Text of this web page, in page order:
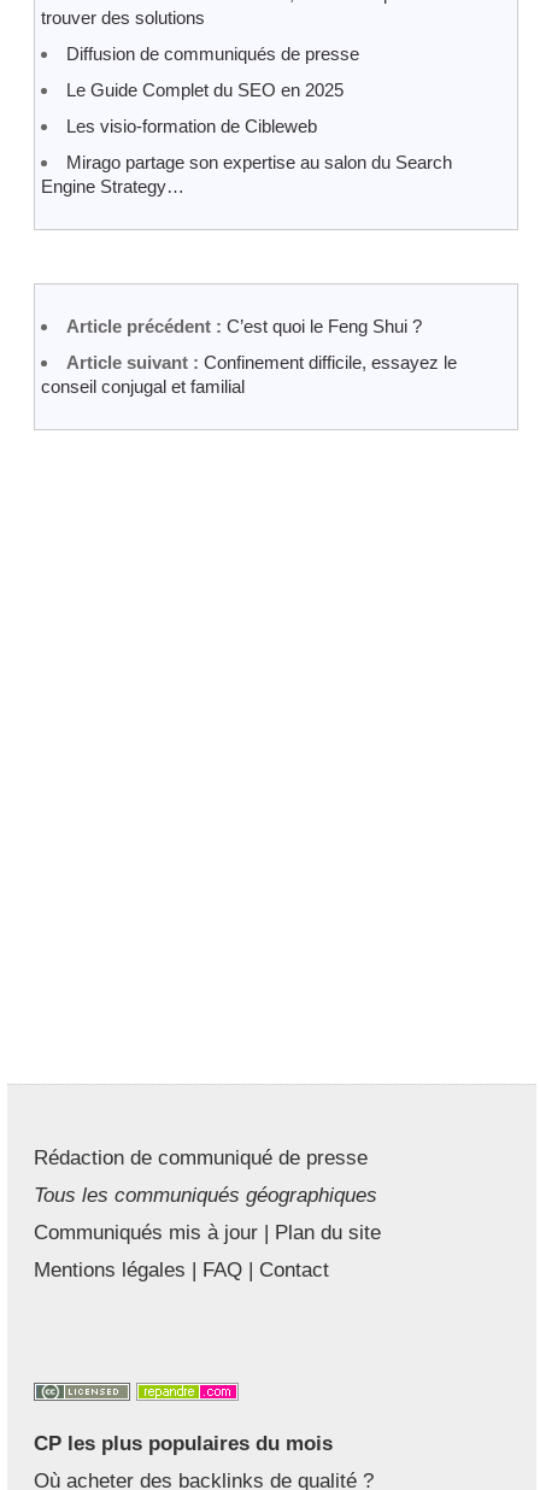
trouver des solutions
Diffusion de communiqués de presse
Le Guide Complet du SEO en 2025
Les visio-formation de Cibleweb
Mirago partage son expertise au salon du Search
Engine Strategy…
Article précédent : C’est quoi le Feng Shui ?
Article suivant : Confinement difficile, essayez le
conseil conjugal et familial
Rédaction de communiqué de presse
Tous les communiqués géographiques
Communiqués mis à jour | Plan du site
Mentions légales | FAQ | Contact
CP les plus populaires du mois
Où acheter des backlinks de qualité ?